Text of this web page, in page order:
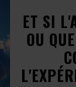
ET SI
OU